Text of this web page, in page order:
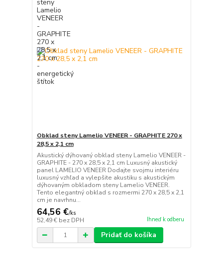
Obklad steny Lamelio VENEER - GRAPHITE 270 x
28,5 x 2,1 cm
Akustický dýhovaný obklad steny Lamelio VENEER -
GRAPHITE - 270 x 28,5 x 2,1 cm Luxusný akustický
panel LAMELIO VENEER Dodajte svojmu interiéru
luxusný vzhľad a vylepšite akustiku s akustickým
dýhovaným obkladom steny Lamelio VENEER.
Tento elegantný obklad s rozmermi 270 x 28,5 x 2,1
cm je navrhnu...
64,56 €/ks
52,49 € bez DPH Ihneď k odberu
Pridať do košíka